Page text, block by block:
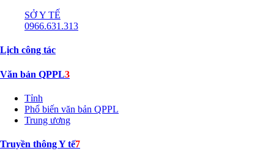
SỞ Y TẾ
0966.631.313
Lịch công tác
Văn bản QPPL3
Tỉnh
Phổ biến văn bản QPPL
Trung ương
Truyền thông Y tế7